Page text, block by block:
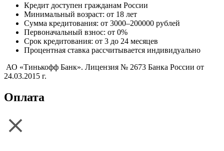
Кредит доступен гражданам России
Минимальный возраст: от 18 лет
Сумма кредитования: от 3000–200000 рублей
Первоначальный взнос: от 0%
Срок кредитования: от 3 до 24 месяцев
Процентная ставка рассчитывается индивидуально
АО «Тинькофф Банк». Лицензия № 2673 Банка России от
24.03.2015 г.
Оплата